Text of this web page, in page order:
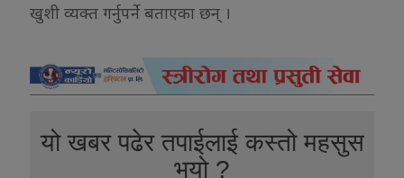
खुशी व्यक्त गर्नुपर्ने बताएका छन् ।
यो खबर पढेर तपाईलाई कस्तो महसुस
भयो ?